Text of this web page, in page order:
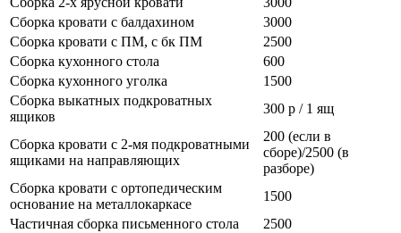
Сборка кровати с балдахином
3000
Сборка кровати с ПМ, с бк ПМ
2500
Сборка кухонного стола
600
Сборка кухонного уголка
1500
Сборка выкатных подкроватных
ящиков
300 р / 1 ящ
Сборка кровати с 2-мя подкроватными
ящиками на направляющих
200 (если в
сборе)/2500 (в
разборе)
Сборка кровати с ортопедическим
основание на металлокаркасе
1500
Частичная сборка письменного стола
2500